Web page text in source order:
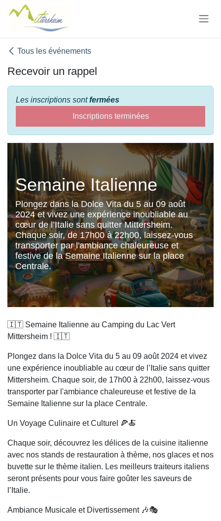
Se rendre au contenu
Tous les événements
Recevoir un rappel
Les inscriptions sontfermées
Inscriptions terminées
Semaine Italienne
Plongez dans la Dolce Vita du 5 au 09 août
2024 et vivez une expérience inoubliable au
cœur de l’Italie sans quitter Mittersheim.
Chaque soir, de 17h00 à 22h00, laissez-vous
transporter par l'ambiance chaleureuse et
festive de la Semaine Italienne sur la place
Centrale.
🇮🇹 Semaine Italienne au Camping du Lac Vert
Mittersheim ! 🇮🇹
Plongez dans la Dolce Vita du 5 au 09 août 2024 et vivez
une expérience inoubliable au cœur de l’Italie sans quitter
Mittersheim. Chaque soir, de 17h00 à 22h00, laissez-vous
transporter par l'ambiance chaleureuse et festive de la
Semaine Italienne sur la place Centrale.
Un Voyage Culinaire et Culturel 🍕🍝
Chaque soir, découvrez les délices de la cuisine italienne
avec nos stands de restauration à thème, nos glaces et nos
buvette sur le thème italien. Les meilleurs traiteurs italiens
seront présents pour vous faire goûter les saveurs de
l’Italie.
Ambiance Musicale et Divertissement 🎶🎭